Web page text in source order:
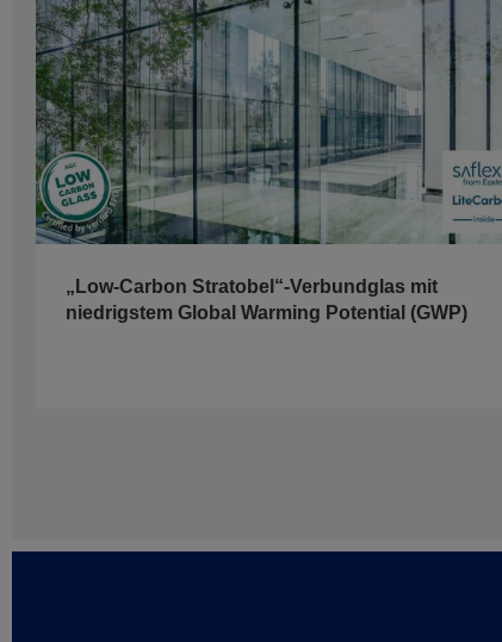
„Low-Carbon Stratobel“-Verbundglas mit
niedrigstem Global Warming Potential (GWP)